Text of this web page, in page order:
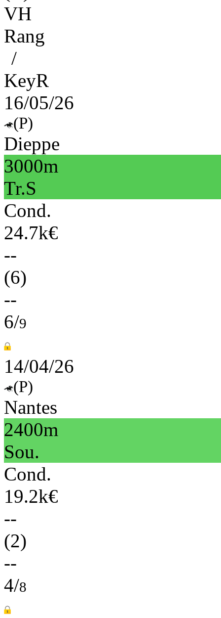
VH
Rang
/
KeyR
16/05/26
(P)
Dieppe
3000m
Tr.S
Cond.
24.7k€
--
(6)
--
6/9
14/04/26
(P)
Nantes
2400m
Sou.
Cond.
19.2k€
--
(2)
--
4/8